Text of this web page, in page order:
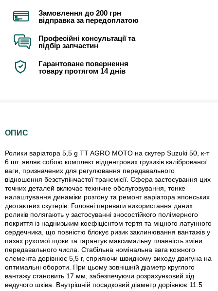
Замовлення до 200 грн
відправка за передоплатою
Професійні консультації та
підбір запчастин
Гарантоване повернення
товару протягом 14 днів
ОПИС
Ролики варіатора 5,5 g TT AGRO MOTO на скутер Suzuki 50, к-т
6 шт. являє собою комплект відцентрових грузиків каліброваної
ваги, призначених для регулювання передавального
відношення безступінчастої трансмісії. Сфера застосування цих
точних деталей включає технічне обслуговування, тонке
налаштування динаміки розгону та ремонт варіатора японських
двотактних скутерів. Головні переваги використання даних
роликів полягають у застосуванні зносостійкого полімерного
покриття із наднизьким коефіцієнтом тертя та міцного латунного
сердечника, що повністю блокує ризик заклинювання вантажів у
пазах рухомої щоки та гарантує максимальну плавність зміни
передавального числа. Стабільна номінальна вага кожного
елемента дорівнює 5,5 г, сприяючи швидкому виходу двигуна на
оптимальні обороти. При цьому зовнішній діаметр круглого
вантажу становить 17 мм, забезпечуючи розрахунковий хід
ведучого шківа. Внутрішній посадковий діаметр дорівнює 11.5